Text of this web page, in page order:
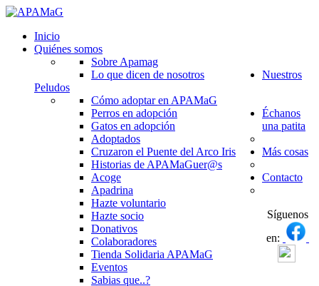
Inicio
Quiénes somos
Sobre Apamag
Lo que dicen de nosotros
Nuestros
Peludos
Cómo adoptar en APAMaG
Perros en adopción
Gatos en adopción
Adoptados
Cruzaron el Puente del Arco Iris
Historias de APAMaGuer@s
Échanos
una patita
Acoge
Apadrina
Hazte voluntario
Hazte socio
Donativos
Colaboradores
Más cosas
Tienda Solidaria APAMaG
Eventos
Sabias que..?
Contacto
Síguenos
en: